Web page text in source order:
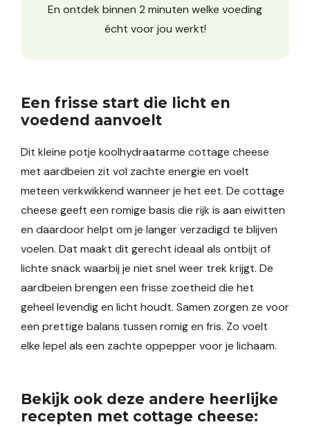
En ontdek binnen 2 minuten welke voeding
écht voor jou werkt!
Een frisse start die licht en
voedend aanvoelt
Dit kleine potje koolhydraatarme cottage cheese
met aardbeien zit vol zachte energie en voelt
meteen verkwikkend wanneer je het eet. De cottage
cheese geeft een romige basis die rijk is aan eiwitten
en daardoor helpt om je langer verzadigd te blijven
voelen. Dat maakt dit gerecht ideaal als ontbijt of
lichte snack waarbij je niet snel weer trek krijgt. De
aardbeien brengen een frisse zoetheid die het
geheel levendig en licht houdt. Samen zorgen ze voor
een prettige balans tussen romig en fris. Zo voelt
elke lepel als een zachte oppepper voor je lichaam.
Bekijk ook deze andere heerlijke
recepten met cottage cheese: